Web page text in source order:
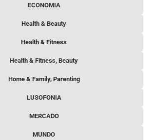
ECONOMIA
Health & Beauty
Health & Fitness
Health & Fitness, Beauty
Home & Family, Parenting
LUSOFONIA
MERCADO
MUNDO